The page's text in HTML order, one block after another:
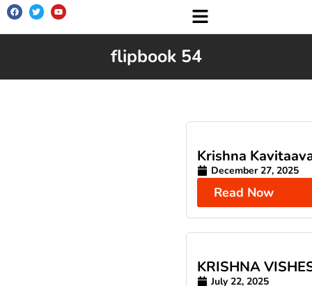
flipbook 54
Krishna
December 27, 2025
Read Now
KRISHNA
July 22, 2025